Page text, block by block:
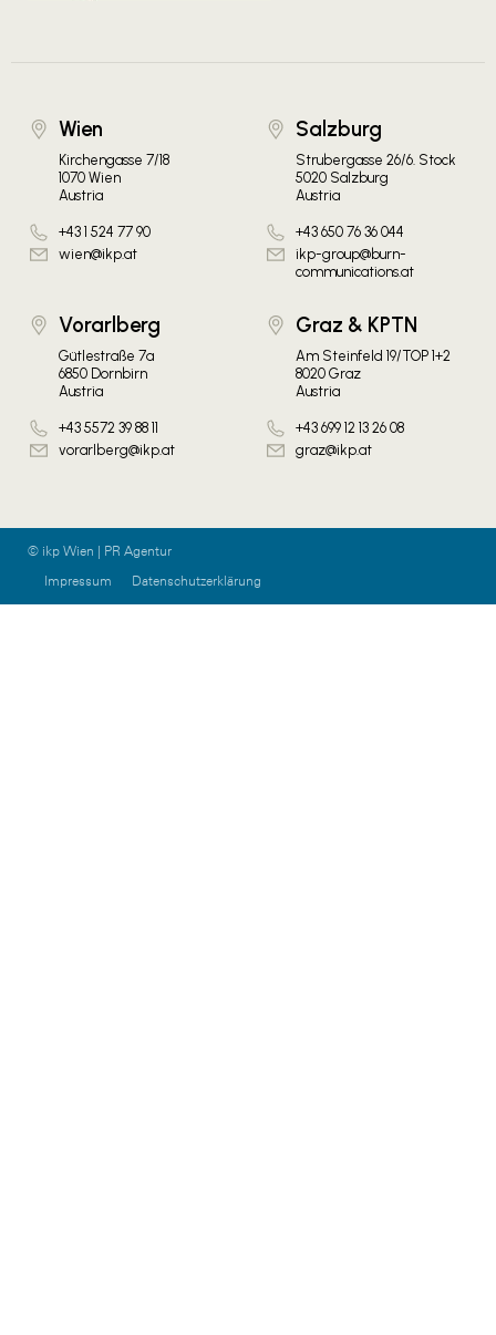
Wien
Kirchengasse 7/18
1070 Wien
Austria
+43 1 524 77 90
wien@ikp.at
Salzburg
Strubergasse 26/6. Stock
5020 Salzburg
Austria
+43 650 76 36 044
ikp-group@burn-
communications.at
Vorarlberg
Gütlestraße 7a
6850 Dornbirn
Austria
+43 5572 39 88 11
vorarlberg@ikp.at
Graz & KPTN
Am Steinfeld 19/TOP 1+2
8020 Graz
Austria
+43 699 12 13 26 08
graz@ikp.at
© ikp Wien | PR Agentur
Impressum
Datenschutzerklärung